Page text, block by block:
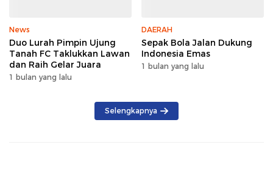
News
Duo Lurah Pimpin Ujung
Tanah FC Taklukkan Lawan
dan Raih Gelar Juara
1 bulan yang lalu
DAERAH
Sepak Bola Jalan Dukung
Indonesia Emas
1 bulan yang lalu
Selengkapnya